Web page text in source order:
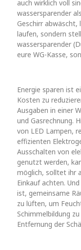
auch wirklich voll
wassersparender
Geschirr
laufen, sondern
wassersparender
eure WG-Kasse,
Energie sparen ist
Kosten zu
Ausgaben in einer
und Gasrechnung.
von LED Lampen,
effizienten
Ausschalten von
genutzt werden,
möglich, solltet ihr
Einkauf achten.
ist, gemeinsame
zu lüften, um
Schimmelbildung
Entfernung der